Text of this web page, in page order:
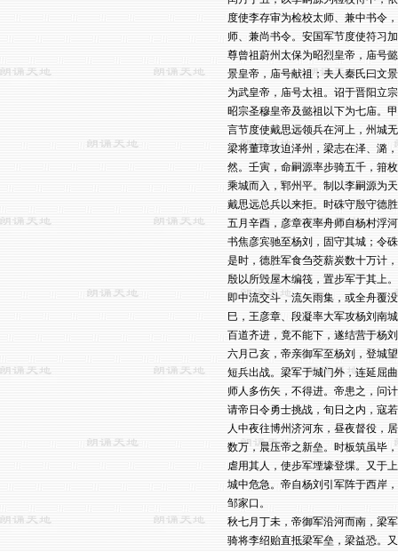
度使李存审为检校太师、兼中书令
师、兼尚书令。安国军节度使符习
尊曾祖蔚州太保为昭烈皇帝，庙号
景皇帝，庙号献祖；夫人秦氏曰文
为武皇帝，庙号太祖。诏于晋阳立
昭宗圣穆皇帝及懿祖以下为七庙。
言节度使戴思远领兵在河上，州城
梁将董璋攻迫泽州，梁志在泽、潞
然。壬寅，命嗣源率步骑五千，箝
乘城而入，郓州平。制以李嗣源为
戴思远总兵以来拒。时硃守殷守德
五月辛酉，彦章夜率舟师自杨村浮
书焦彦宾驰至杨刘，固守其城；令
是时，德胜军食刍茭薪炭数十万计
殷以所毁屋木编筏，置步军于其上
即中流交斗，流矢雨集，或全舟覆
巳，王彦章、段凝率大军攻杨刘南
百道齐进，竟不能下，遂结营于杨
六月己亥，帝亲御军至杨刘，登城
短兵出战。梁军于城门外，连延屈
师人多伤矢，不得进。帝患之，问
请帝日令勇士挑战，旬日之内，寇
人中夜往博州济河东，昼夜督役，
数万，晨压帝之新垒。时板筑虽毕
虐用其人，使步军堙壕登堞。又于
城中危急。帝自杨刘引军阵于西岸
邹家口。
秋七月丁未，帝御军沿河而南，梁
骑将李绍贻直抵梁军垒，梁益恐。